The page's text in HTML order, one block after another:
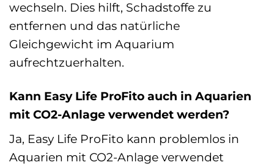
wechseln. Dies hilft, Schadstoffe zu
entfernen und das natürliche
Gleichgewicht im Aquarium
aufrechtzuerhalten.
Kann Easy Life ProFito auch in Aquarien
mit CO2-Anlage verwendet werden?
Ja, Easy Life ProFito kann problemlos in
Aquarien mit CO2-Anlage verwendet